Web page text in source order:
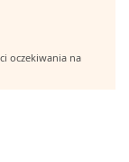
oczekiwania na